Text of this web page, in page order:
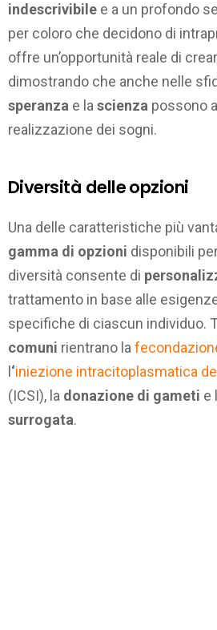
indescrivibile e a un profondo
per coloro che decidono di
offre un’opportunità reale di
dimostrando che anche nelle
speranza e la scienza possono
realizzazione dei sogni.
Diversità delle opzioni
Una delle caratteristiche più
gamma di opzioni disponibili
diversità consente di
trattamento in base alle
specifiche di ciascun individuo.
comuni rientrano la
l‘iniezione intracitoplasmatica
(ICSI), la donazione di gameti e
surrogata.